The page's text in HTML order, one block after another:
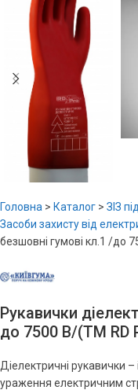
Головна > Каталог > ЗІЗ
Засоби захисту від
безшовні гумові кл.1 /до
Рукавички
до 7500 В/(ТМ RD
Діелектричні рукавички –
ураження електричним